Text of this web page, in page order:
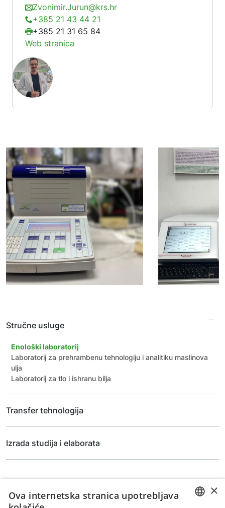
Stručne usluge
Enološki laboratorij
Laboratorij za prehrambenu tehnologiju i analitiku maslinova
ulja
Laboratorij za tlo i ishranu bilja
Transfer tehnologija
Izrada studija i elaborata
Zvonimir.Jurun@krs.hr
+385 21 43 44 21
+385 21 31 65 84
Web stranica
×
Ova internetska stranica upotrebljava